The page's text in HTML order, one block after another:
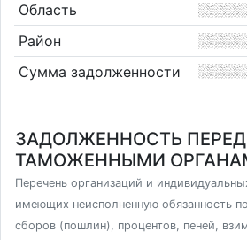
Область
Район
Сумма задолженности
ЗАДОЛЖЕННОСТЬ ПЕРЕД
ТАМОЖЕННЫМИ
Перечень организаций и
имеющих неисполненную обязанность
сборов (пошлин), процентов, пеней,